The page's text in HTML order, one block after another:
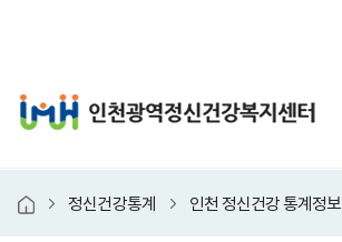
홈 정신건강통계 인천 정신건강 통계정보